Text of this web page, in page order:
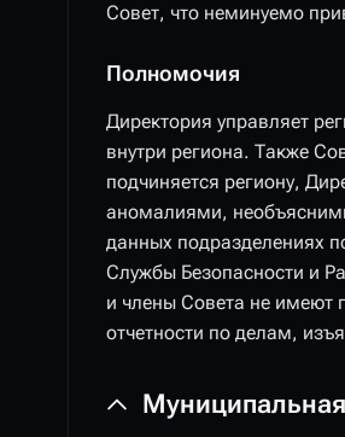
Совет, что неминуемо
Полномочия
Директория управляет
внутри региона. Также
подчиняется региону,
аномалиями,
данных подразделениях
Службы Безопасности и
и члены Совета не имеют
отчетности по делам,